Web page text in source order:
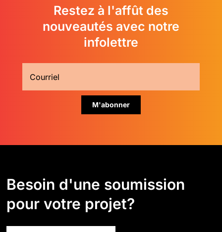
Restez à l'affût des
nouveautés avec notre
infolettre
Besoin d'une soumission
pour votre projet?